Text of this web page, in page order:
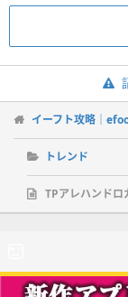
イーフト攻略｜
トレンド
TPアレハンドロ